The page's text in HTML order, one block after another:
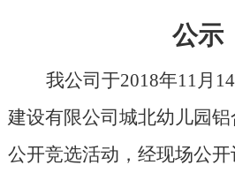
公示
我公司于2018年11月
建设有限公司城北幼儿园
公开竞选活动，经现场公